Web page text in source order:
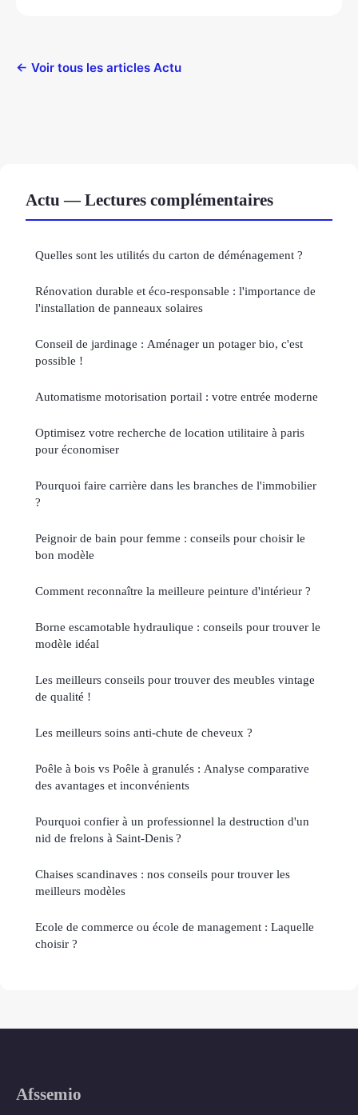
← Voir tous les articles Actu
Actu — Lectures complémentaires
Quelles sont les utilités du carton de déménagement ?
Rénovation durable et éco-responsable : l'importance de
l'installation de panneaux solaires
Conseil de jardinage : Aménager un potager bio, c'est
possible !
Automatisme motorisation portail : votre entrée moderne
Optimisez votre recherche de location utilitaire à paris
pour économiser
Pourquoi faire carrière dans les branches de l'immobilier
?
Peignoir de bain pour femme : conseils pour choisir le
bon modèle
Comment reconnaître la meilleure peinture d'intérieur ?
Borne escamotable hydraulique : conseils pour trouver le
modèle idéal
Les meilleurs conseils pour trouver des meubles vintage
de qualité !
Les meilleurs soins anti-chute de cheveux ?
Poêle à bois vs Poêle à granulés : Analyse comparative
des avantages et inconvénients
Pourquoi confier à un professionnel la destruction d'un
nid de frelons à Saint-Denis ?
Chaises scandinaves : nos conseils pour trouver les
meilleurs modèles
Ecole de commerce ou école de management : Laquelle
choisir ?
Afssemio